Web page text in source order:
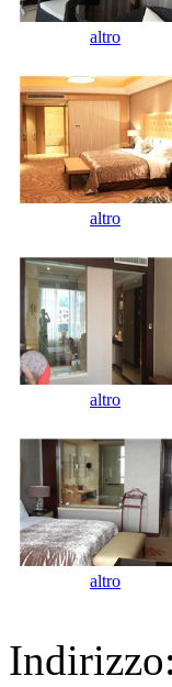
altro
altro
altro
altro